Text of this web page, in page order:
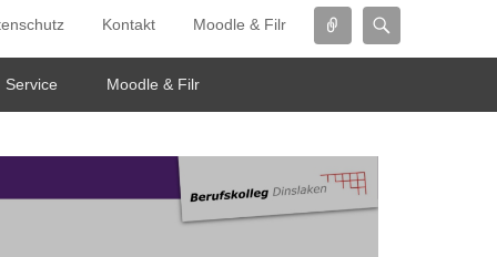
Connect
Kontakt Moodle & Filr
Service Moodle & Filr